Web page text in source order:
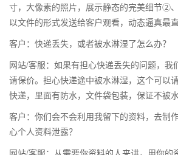
寸，大像素的照片，展示静态的完美细节②
以文件的形式发送给客户观看，动态逼真最直
客户：快递丢失，或者被水淋湿了怎么办？
网站/客服：如果有担心快递丢失的问题，我
请保价。担心快递途中被水淋湿，这个可以
快递，里面有防水，文件袋包装，保证不被水
客户：你们会不会利用我留下的资料，去制
心个人资料泄露？
网站/客服：从需要你资料的人来讲，用你的